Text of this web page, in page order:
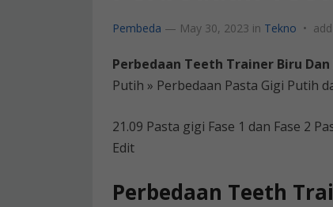
Pembeda — May 30, 2023 in Tekno •
Perbedaan Teeth Trainer Biru
Putih » Perbedaan Pasta Gigi Putih
21.09 Pasta gigi Fase 1 dan Fase 2
Edit
Perbedaan Teeth